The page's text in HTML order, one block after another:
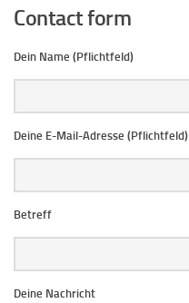
Contact form
Dein Name (Pflichtfeld)
Deine E-Mail-Adresse (Pflichtfeld)
Betreff
Deine Nachricht